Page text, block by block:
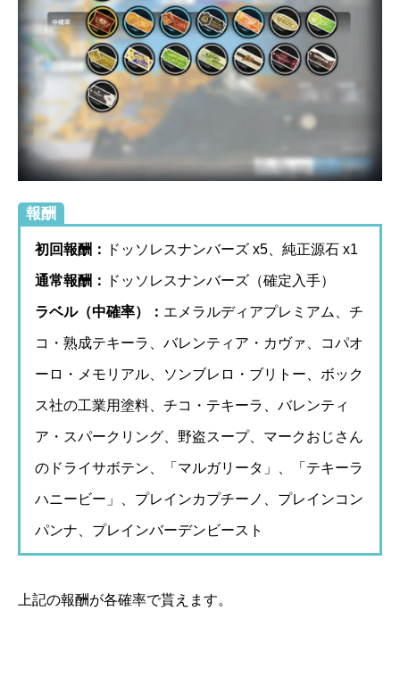
報酬
初回報酬： ドッソレスナンバーズ x5、純正源石 x1
通常報酬： ドッソレスナンバーズ（確定入手）
ラベル（中確率）： エメラルディアプレミアム、チ
コ・熟成テキーラ、バレンティア・カヴァ、コパオ
ーロ・メモリアル、ソンブレロ・ブリトー、ボック
ス社の工業用塗料、チコ・テキーラ、バレンティ
ア・スパークリング、野盗スープ、マークおじさん
のドライサボテン、「マルガリータ」、「テキーラ
ハニービー」、プレインカプチーノ、プレインコン
パンナ、プレインバーデンビースト
上記の報酬が各確率で貰えます。